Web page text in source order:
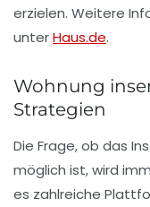
erzielen. Weitere
unterHaus.de.
Wohnung
Strategien
Die Frage, ob das
möglich ist, wird
es zahlreiche